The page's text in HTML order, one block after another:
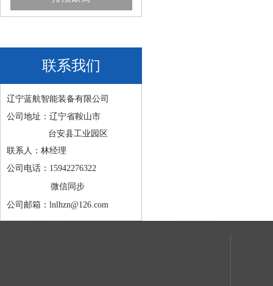
联系我们
辽宁蓝航智能装备有限公司
公司地址：辽宁省鞍山市
台安县工业园区
联系人：林经理
公司电话：15942276322
微信同步
公司邮箱：lnlhzn@126.com